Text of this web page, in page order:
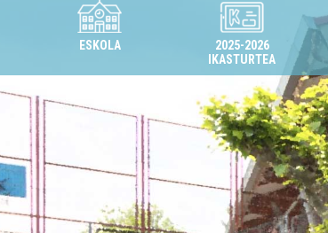
ESKOLA
2025-2026
IKASTURTEA